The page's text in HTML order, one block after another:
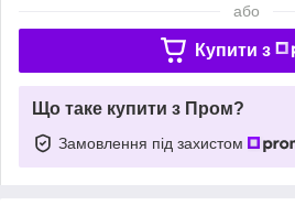
або
Купити з
Що таке купити з Пром?
Замовлення під захистом